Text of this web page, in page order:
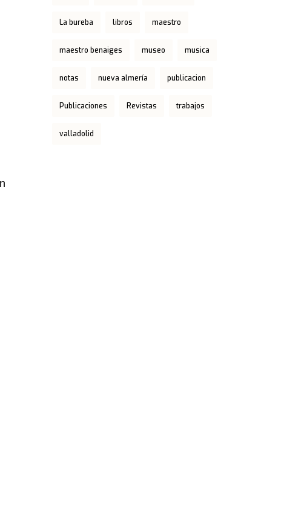
La bureba libros maestro
maestro benaiges museo musica
notas nueva almería publicacion
Publicaciones Revistas trabajos
valladolid